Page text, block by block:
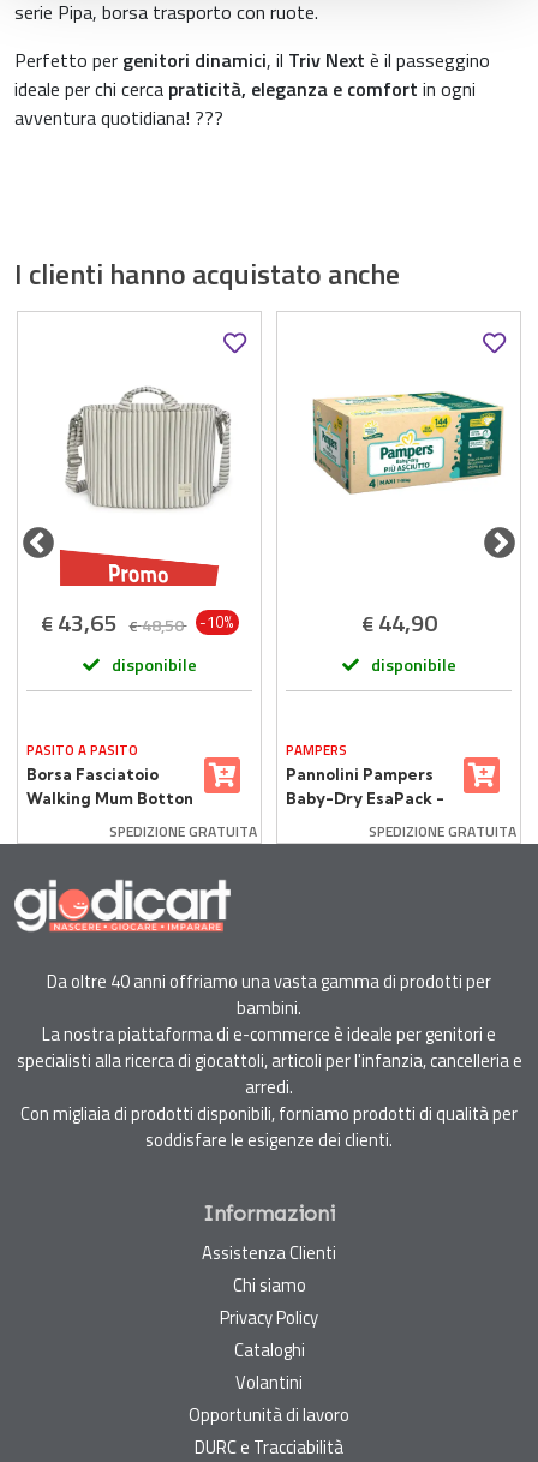
serie Pipa, borsa trasporto con ruote.
Perfetto per genitori dinamici, il Triv Next è il passeggino
ideale per chi cerca praticità, eleganza e comfort in ogni
avventura quotidiana! ???
I clienti hanno acquistato anche
€ 43,65 €48,50 -10%
disponibile
PASITO A PASITO
Borsa Fasciatoio
Walking Mum Botton
Materassino
SPEDIZIONE GRATUITA
€ 44,90
disponibile
PAMPERS
Pannolini Pampers
Baby-Dry EsaPack -
144 Pezzi
SPEDIZIONE GRATUITA
Da oltre 40 anni offriamo una vasta gamma di prodotti per
bambini.
La nostra piattaforma di e-commerce è ideale per genitori e
specialisti alla ricerca di giocattoli, articoli per l'infanzia, cancelleria e
arredi.
Con migliaia di prodotti disponibili, forniamo prodotti di qualità per
soddisfare le esigenze dei clienti.
Informazioni
Assistenza Clienti
Chi siamo
Privacy Policy
Cataloghi
Volantini
Opportunità di lavoro
DURC e Tracciabilità